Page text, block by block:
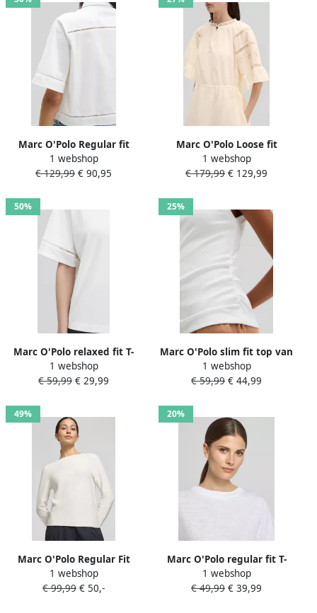
Marc O'Polo Regular fit
blouse met korte mouwen
van puur katoen met
1 webshop
€ 129,99 € 90,95
Marc O'Polo Loose fit
vrijetijdsjurk van puur
katoen met ajourwerk
1 webshop
€ 179,99 € 129,99
50%
Marc O'Polo relaxed fit T-
shirts van katoenmix
1 webshop
€ 59,99 € 29,99
25%
Marc O'Polo slim fit top van
katoenmix
1 webshop
€ 59,99 € 44,99
49%
Marc O'Polo Regular Fit
gebreide trui van puur
katoen
1 webshop
€ 99,99 € 50,-
20%
Marc O'Polo regular fit T-
shirt van puur katoen
1 webshop
€ 49,99 € 39,99